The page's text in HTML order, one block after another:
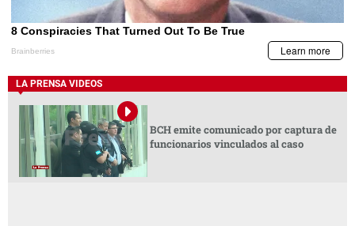
LA PRENSA VIDEOS
BCH emite comunicado por captura de
funcionarios vinculados al caso